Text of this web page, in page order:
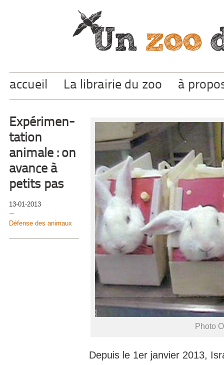
accueil La librairie du zoo à
Expérimen-
tation
animale : on
avance à
petits pas
13-01-2013
Défense des animaux
Photo
Depuis le 1erjanvier 2013,